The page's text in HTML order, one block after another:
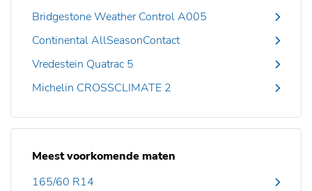
Bridgestone Weather Control A005
Continental AllSeasonContact
Vredestein Quatrac 5
Michelin CROSSCLIMATE 2
Meest voorkomende maten
165/60 R14